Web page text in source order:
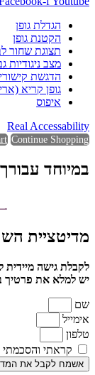
הגדלת גופן
הקטנת גופן
תצוגת שחור
מצב ניגודיות
הדגשת
גופן קריא
איפוס
Real Accessability
Continue Shopping
במיוחד
מדיטציית
לקבלת גישה מיידית
יש למלא את פרטיך
שם
אימייל
טלפון
קראתי והסכמתי
אשמח לקבל את